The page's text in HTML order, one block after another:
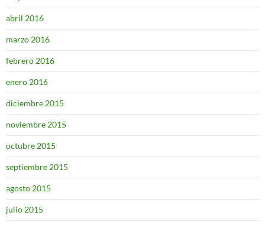
abril 2016
marzo 2016
febrero 2016
enero 2016
diciembre 2015
noviembre 2015
octubre 2015
septiembre 2015
agosto 2015
julio 2015